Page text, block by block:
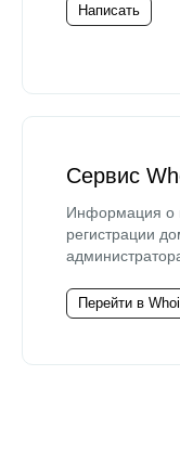
Написать
Сервис
Информация о
регистрации
Перейти в